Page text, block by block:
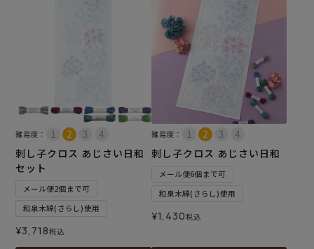
難易度：
刺し子クロス あじさい日和
セット
メール便2個まで可
和泉木綿(さらし)使用
¥3,718税込
難易度：
刺し子クロス あじさい日和
メール便6個まで可
和泉木綿(さらし)使用
¥1,430税込